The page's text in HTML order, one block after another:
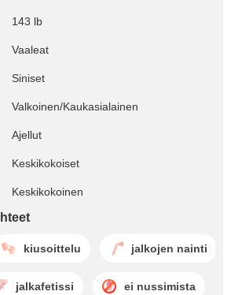
143 lb
Vaaleat
Siniset
Valkoinen/Kaukasialainen
Ajellut
Keskikokoiset
Keskikokoinen
kiusoittelu jalkojen nainti
jalkafetissi ei nussimista